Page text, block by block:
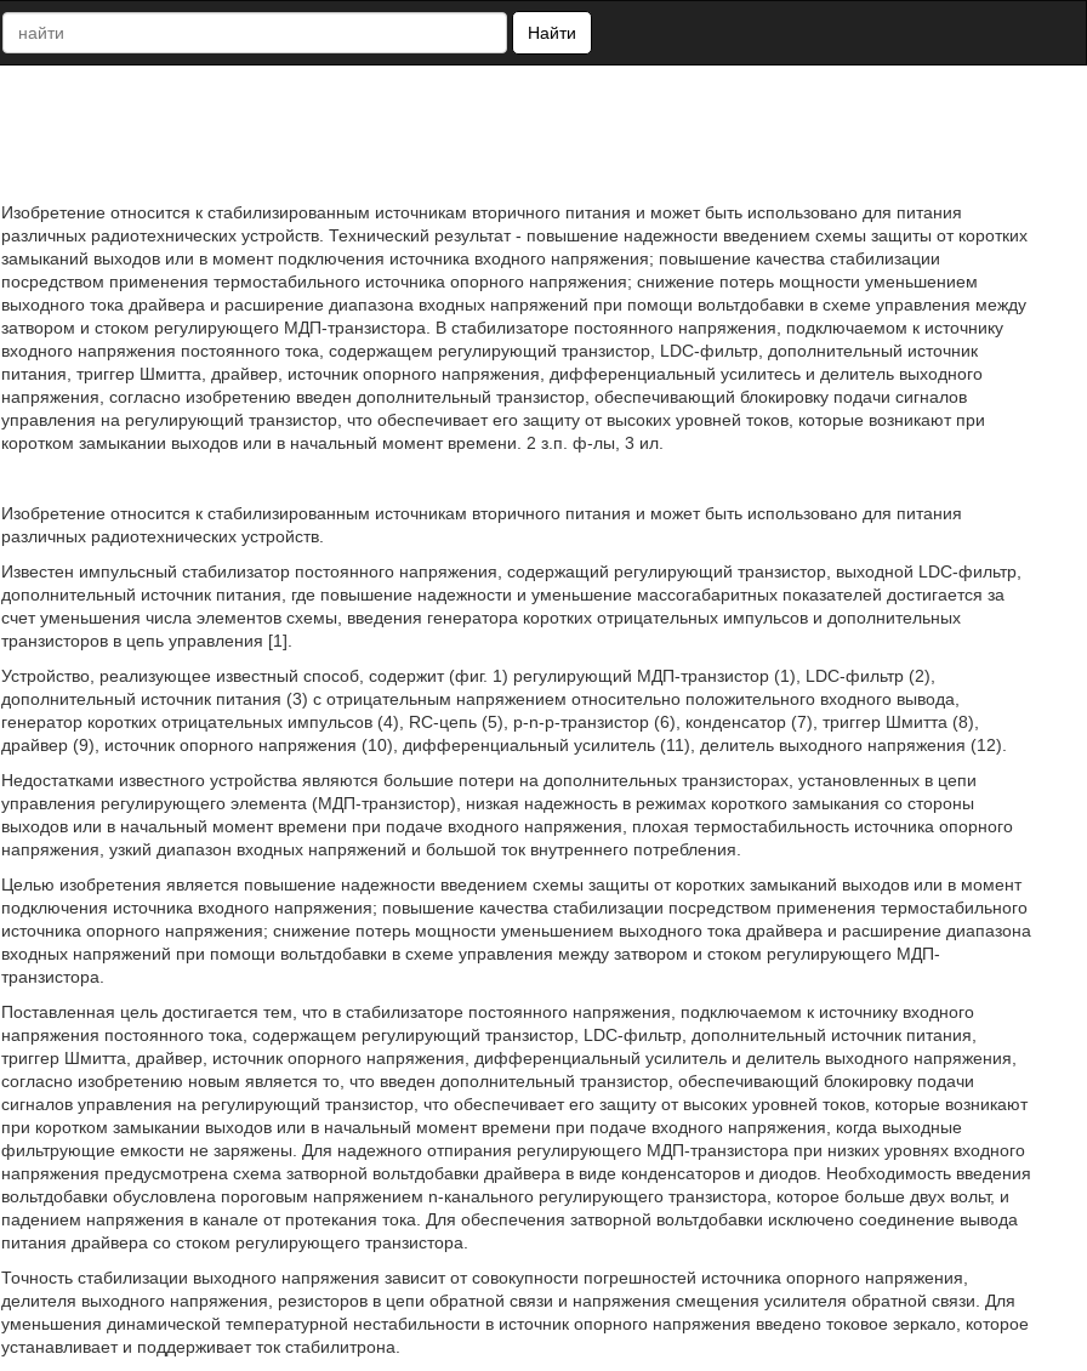
Найти
Изобретение относится к стабилизированным источникам вторичного питания и может быть использовано для питания
различных радиотехнических устройств. Технический результат - повышение надежности введением схемы защиты от коротких
замыканий выходов или в момент подключения источника входного напряжения; повышение качества стабилизации
посредством применения термостабильного источника опорного напряжения; снижение потерь мощности уменьшением
выходного тока драйвера и расширение диапазона входных напряжений при помощи вольтдобавки в схеме управления между
затвором и стоком регулирующего МДП-транзистора. В стабилизаторе постоянного напряжения, подключаемом к источнику
входного напряжения постоянного тока, содержащем регулирующий транзистор, LDC-фильтр, дополнительный источник
питания, триггер Шмитта, драйвер, источник опорного напряжения, дифференциальный усилитесь и делитель выходного
напряжения, согласно изобретению введен дополнительный транзистор, обеспечивающий блокировку подачи сигналов
управления на регулирующий транзистор, что обеспечивает его защиту от высоких уровней токов, которые возникают при
коротком замыкании выходов или в начальный момент времени. 2 з.п. ф-лы, 3 ил.
Изобретение относится к стабилизированным источникам вторичного питания и может быть использовано для питания
различных радиотехнических устройств.
Известен импульсный стабилизатор постоянного напряжения, содержащий регулирующий транзистор, выходной LDC-фильтр,
дополнительный источник питания, где повышение надежности и уменьшение массогабаритных показателей достигается за
счет уменьшения числа элементов схемы, введения генератора коротких отрицательных импульсов и дополнительных
транзисторов в цепь управления [1].
Устройство, реализующее известный способ, содержит (фиг. 1) регулирующий МДП-транзистор (1), LDC-фильтр (2),
дополнительный источник питания (3) с отрицательным напряжением относительно положительного входного вывода,
генератор коротких отрицательных импульсов (4), RC-цепь (5), р-n-р-транзистор (6), конденсатор (7), триггер Шмитта (8),
драйвер (9), источник опорного напряжения (10), дифференциальный усилитель (11), делитель выходного напряжения (12).
Недостатками известного устройства являются большие потери на дополнительных транзисторах, установленных в цепи
управления регулирующего элемента (МДП-транзистор), низкая надежность в режимах короткого замыкания со стороны
выходов или в начальный момент времени при подаче входного напряжения, плохая термостабильность источника опорного
напряжения, узкий диапазон входных напряжений и большой ток внутреннего потребления.
Целью изобретения является повышение надежности введением схемы защиты от коротких замыканий выходов или в момент
подключения источника входного напряжения; повышение качества стабилизации посредством применения термостабильного
источника опорного напряжения; снижение потерь мощности уменьшением выходного тока драйвера и расширение диапазона
входных напряжений при помощи вольтдобавки в схеме управления между затвором и стоком регулирующего МДП-
транзистора.
Поставленная цель достигается тем, что в стабилизаторе постоянного напряжения, подключаемом к источнику входного
напряжения постоянного тока, содержащем регулирующий транзистор, LDC-фильтр, дополнительный источник питания,
триггер Шмитта, драйвер, источник опорного напряжения, дифференциальный усилитель и делитель выходного напряжения,
согласно изобретению новым является то, что введен дополнительный транзистор, обеспечивающий блокировку подачи
сигналов управления на регулирующий транзистор, что обеспечивает его защиту от высоких уровней токов, которые возникают
при коротком замыкании выходов или в начальный момент времени при подаче входного напряжения, когда выходные
фильтрующие емкости не заряжены. Для надежного отпирания регулирующего МДП-транзистора при низких уровнях входного
напряжения предусмотрена схема затворной вольтдобавки драйвера в виде конденсаторов и диодов. Необходимость введения
вольтдобавки обусловлена пороговым напряжением n-канального регулирующего транзистора, которое больше двух вольт, и
падением напряжения в канале от протекания тока. Для обеспечения затворной вольтдобавки исключено соединение вывода
питания драйвера со стоком регулирующего транзистора.
Точность стабилизации выходного напряжения зависит от совокупности погрешностей источника опорного напряжения,
делителя выходного напряжения, резисторов в цепи обратной связи и напряжения смещения усилителя обратной связи. Для
уменьшения динамической температурной нестабильности в источник опорного напряжения введено токовое зеркало, которое
устанавливает и поддерживает ток стабилитрона.